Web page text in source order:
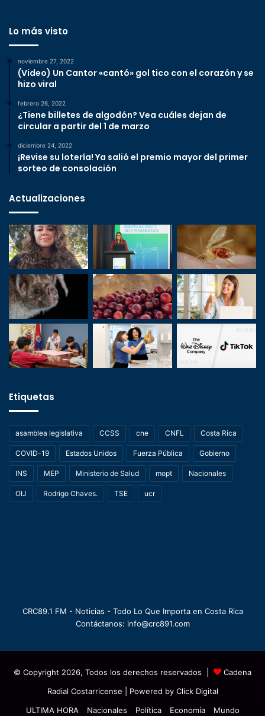
Lo más visto
noviembre 27, 2022
(Video) Un Cantor «cantó» gol tico con el corazón y se
hizo viral
febrero 26, 2022
¿Tiene billetes de algodón? Vea cuáles dejan de
circular a partir del 1 de marzo
diciembre 24, 2022
¡Revise su lotería! Ya salió el premio mayor del primer
sorteo de consolación
Actualizaciones
Etiquetas
asamblea legislativa CCSS cne CNFL Costa Rica
COVID-19 Estados Unidos Fuerza Pública Gobierno
INS MEP Ministerio de Salud mopt Nacionales
OIJ Rodrigo Chaves. TSE ucr
CRC89.1 FM - Noticias - Todo Lo Que Importa en Costa Rica
Contáctanos: info@crc891.com
© Copyright 2026, Todos los derechos reservados |
Cadena
Radial Costarricense | Powered by Click Digital
ULTIMA HORA
Nacionales Política Economía Mundo